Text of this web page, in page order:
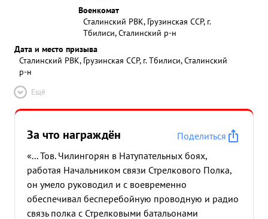
Военкомат
Сталинский РВК, Грузинская ССР, г.
Тбилиси, Сталинский р-н
Дата и место призыва
Сталинский РВК, Грузинская ССР, г. Тбилиси, Сталинский
р-н
Ещё
За что награждён
Поделиться
«... Тов. Чилингорян в Натупательных боях,
работая Начальником связи Стрелкового Полка,
он умело руководил и с воевременно
обеспечивал бесперебойную проводную и радио
связь полка с Стрелковыми батальонами